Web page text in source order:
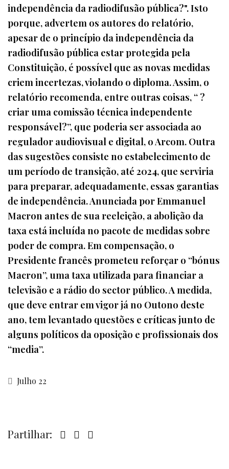
independência da radiodifusão pública?". Isto
porque, advertem os autores do relatório,
apesar de o princípio da independência da
radiodifusão pública estar protegida pela
Constituição, é possível que as novas medidas
criem incertezas, violando o diploma. Assim, o
relatório recomenda, entre outras coisas, “ ?
criar uma comissão técnica independente
responsável?”, que poderia ser associada ao
regulador audiovisual e digital, o Arcom. Outra
das sugestões consiste no estabelecimento de
um período de transição, até 2024, que serviria
para preparar, adequadamente, essas garantias
de independência. Anunciada por Emmanuel
Macron antes de sua reeleição, a abolição da
taxa está incluída no pacote de medidas sobre
poder de compra. Em compensação, o
Presidente francês prometeu reforçar o “bónus
Macron”, uma taxa utilizada para financiar a
televisão e a rádio do sector público. A medida,
que deve entrar em vigor já no Outono deste
ano, tem levantado questões e críticas junto de
alguns políticos da oposição e profissionais dos
“media”.
Julho 22
Partilhar: